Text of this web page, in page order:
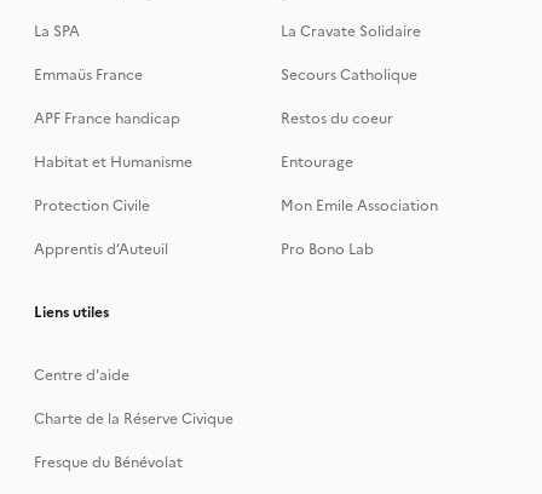
La SPA
La Cravate Solidaire
Emmaüs France
Secours Catholique
APF France handicap
Restos du coeur
Habitat et Humanisme
Entourage
Protection Civile
Mon Emile Association
Apprentis d’Auteuil
Pro Bono Lab
Liens utiles
Centre d'aide
Charte de la Réserve Civique
Fresque du Bénévolat